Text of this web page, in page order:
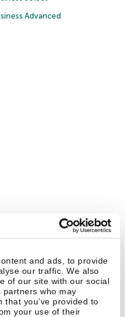
and ads, to provide
our traffic. We also
of our site with our social
partners who may
you’ve provided to
your use of their
Advanced
Informativa sulla privacy
B2C
risorse Comunicati stampa